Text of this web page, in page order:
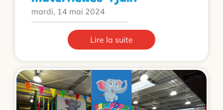
mardi, 14 mai 2024
Lire la suite